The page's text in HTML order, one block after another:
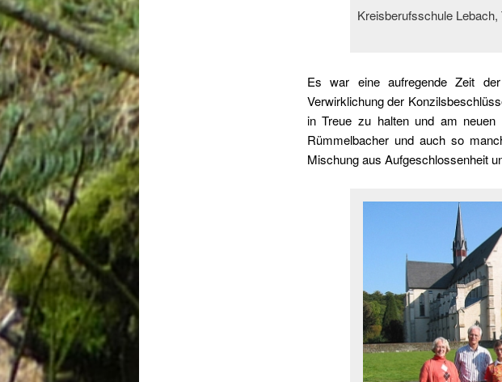
Kreisberufsschule
Es war eine aufregende Zeit
Verwirklichung der
in Treue zu halten und am neuen
Rümmelbacher und auch so
Mischung aus Aufgeschlossenheit